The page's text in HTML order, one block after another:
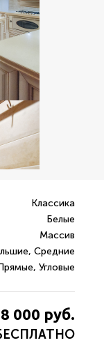
Классика
Белые
Массив
Средние
Угловые
000 руб.